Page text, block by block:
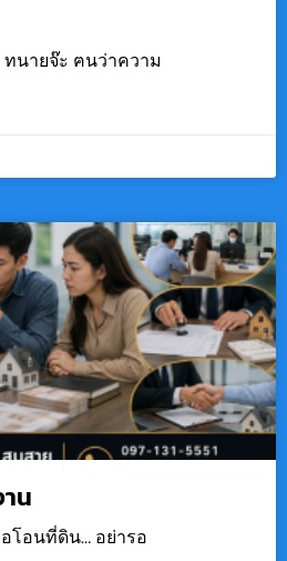
ทนายจ๊ะ ฅนว่าความ
น
โอนที่ดิน… อย่ารอ